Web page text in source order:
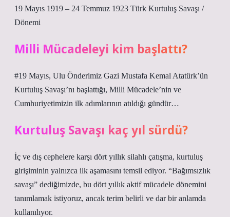
19 Mayıs 1919 – 24 Temmuz 1923 Türk Kurtuluş Savaşı /
Dönemi
Milli Mücadeleyi kim başlattı?
#19 Mayıs, Ulu Önderimiz Gazi Mustafa Kemal Atatürk’ün
Kurtuluş Savaşı’nı başlattığı, Milli Mücadele’nin ve
Cumhuriyetimizin ilk adımlarının atıldığı gündür…
Kurtuluş Savaşı kaç yıl sürdü?
İç ve dış cephelere karşı dört yıllık silahlı çatışma, kurtuluş
girişiminin yalnızca ilk aşamasını temsil ediyor. “Bağımsızlık
savaşı” dediğimizde, bu dört yıllık aktif mücadele dönemini
tanımlamak istiyoruz, ancak terim belirli ve dar bir anlamda
kullanılıyor.